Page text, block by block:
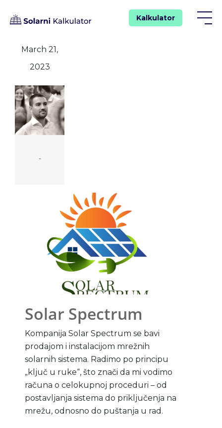
Kalkulator
March 21,
2023
-
Solar Spectrum
Kompanija Solar Spectrum se bavi
prodajom i instalacijom mrežnih
solarnih sistema. Radimo po principu
„ključ u ruke“, što znači da mi vodimo
računa o celokupnoj proceduri – od
postavljanja sistema do priključenja na
mrežu, odnosno do puštanja u rad.